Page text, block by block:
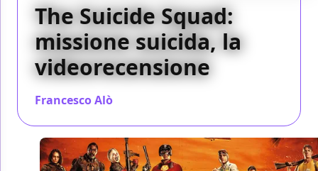
The Suicide Squad:
missione suicida, la
videorecensione
Francesco Alò